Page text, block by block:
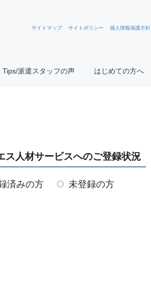
サイトマップ サイトポリシー 個人情報保護方針
Tips/派遣スタッフの声 はじめての方へ
ス人材サービスへのご登録状況
済みの方 未登録の方